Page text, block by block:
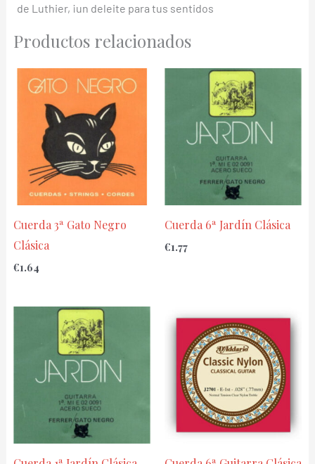
de Luthier, ¡un deleite para tus sentidos
Productos relacionados
Cuerda 3ª Gato Negro
Clásica
€1.64
Cuerda 6ª Jardín Clásica
€1.77